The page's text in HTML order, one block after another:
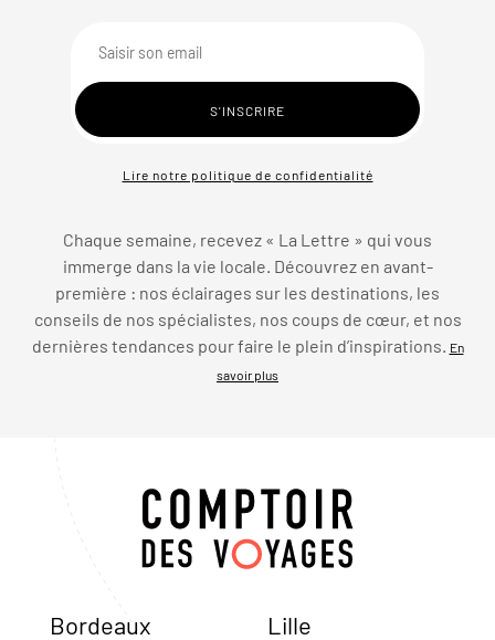
Lire notre politique de confidentialité
Chaque semaine, recevez « La Lettre » qui vous
immerge dans la vie locale. Découvrez en avant-
première : nos éclairages sur les destinations, les
conseils de nos spécialistes, nos coups de cœur, et nos
dernières tendances pour faire le plein d’inspirations.
En
savoir plus
Bordeaux Lille